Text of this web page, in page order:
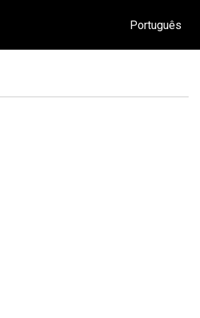
Português